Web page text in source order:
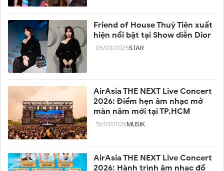
Friend of House Thuỳ Tiên xuất
hiện nổi bật tại Show diễn Dior
05/03/2025STAR
AirAsia THE NEXT Live Concert
2026: Điểm hẹn âm nhạc mở
màn năm mới tại TP.HCM
15/01/2026MUSIK
AirAsia THE NEXT Live Concert
2026: Hành trình âm nhạc đổ